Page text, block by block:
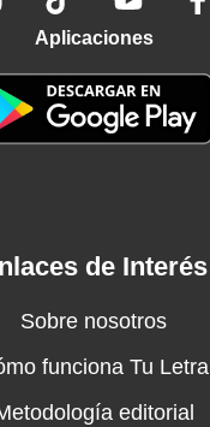
Aplicaciones
de Interés
Sobre nosotros
funciona Tu Letra
editorial